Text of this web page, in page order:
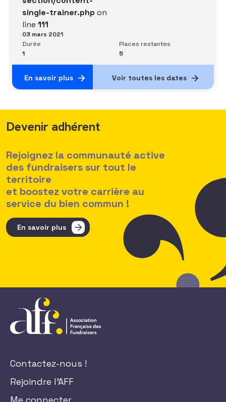
single-trainer.php on
line 111
03 mars 2021
Durée
1
Places restantes
5
En savoir plus Voir toutes les dates
Devenir adhérent
Rejoignez la communauté active
des fundraisers sur tout le
territoire
et boostez votre carrière au
service du bien commun !
En savoir plus
Contactez-nous !
Rejoindre l'AFF